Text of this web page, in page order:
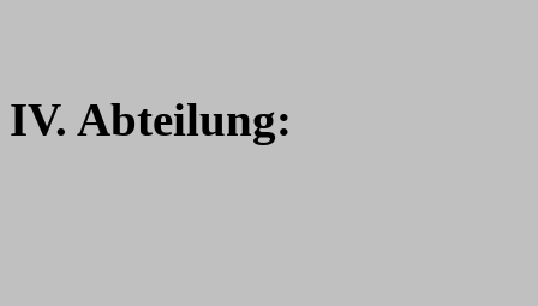
IV. Abteilung: